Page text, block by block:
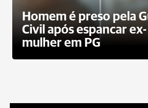
Homem é preso pela
Civil após espancar ex-
mulher em PG